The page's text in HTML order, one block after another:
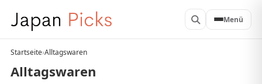
Menü
Startseite›Alltagswaren
Alltagswaren